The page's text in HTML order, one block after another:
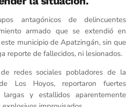
antagónicos de delincuentes
armado que se extendió en
municipio de Apatzingán, sin que
reporte de fallecidos, ni lesionados.
redes sociales pobladores de la
Los Hoyos, reportaron fuertes
y estallidos aparentemente